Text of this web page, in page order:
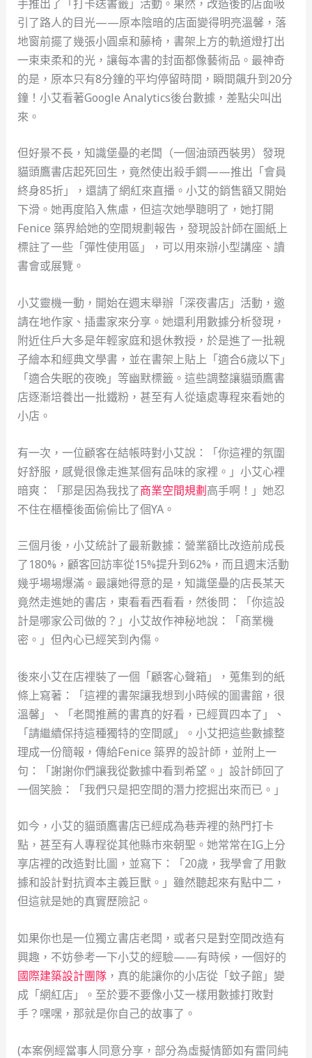
手推出了「打卡送書籤」活動。果然，改造後的店面吸
引了路人的目光——原本陰暗的店面變得明亮溫馨，落
地窗前擺了幾張小圓桌和藤椅，書架上方的軌道燈打出
一束束柔和的光，讓每本書的封面都像藝術品。最神奇
的是，原本只有8分鐘的平均停留時間，瞬間飆升到20分
鐘！小艾看著Google Analytics後台數據，差點尖叫出
來。
但好景不長，知識堡壘的老闆（一個油頭西裝男）發現
貓頭鷹書店起死回生，竟然使出殺手鐧——推出「會員
終身85折」，還請了網紅來直播。小艾的銷售額又開始
下滑。她再度陷入焦慮，但這次她學聰明了，她打開
Fenice 築界給她的空間規劃報告，發現設計師在圖紙上
標註了一些「彈性使用區」，可以用來辦小型講座、讀
書會或展覽。
小艾靈機一動，開始在週末舉辦「深夜書店」活動，邀
請在地作家、插畫家來分享。她還利用數據分析發現，
附近住戶大多是年輕家庭和退休教授，於是進了一批親
子繪本和經典文學書，並在書架上貼上「適合6歲以下」
「適合失眠的夜晚」等幽默標籤。這些調整讓貓頭鷹書
店逐漸培養出一批鐵粉，甚至有人從遠處專程來看她的
小店。
有一次，一位顧客在結帳時對小艾說：「你這裡的氛圍
好舒服，感覺很像走進某個有品味的家裡。」小艾心裡
暗爽：「那是因為我找了商業空間規劃高手啊！」她忍
不住在櫃檯後面偷偷比了個YA。
三個月後，小艾統計了最新數據：營業額比改造前成長
了180%，顧客回訪率從15%提升到62%，而且週末活動
幾乎場場爆滿。最讓她得意的是，知識堡壘的店長某天
竟然走進她的書店，東看看西看看，然後問：「你這設
計是哪家公司做的？」小艾故作神秘地說：「商業機
密。」但內心已經笑到內傷。
後來小艾在店裡裝了一個「顧客心聲箱」，蒐集到的紙
條上寫著：「這裡的書架讓我想到小時候的圖書館，很
溫馨」、「老闆推薦的書真的好看，已經買四本了」、
「請繼續保持這種獨特的空間感」。小艾把這些數據整
理成一份簡報，傳給Fenice 築界的設計師，並附上一
句：「謝謝你們讓我從數據中看到希望。」設計師回了
一個笑臉：「我們只是把空間的潛力挖掘出來而已。」
如今，小艾的貓頭鷹書店已經成為巷弄裡的熱門打卡
點，甚至有人專程從其他縣市來朝聖。她常常在IG上分
享店裡的改造對比圖，並寫下：「20歲，我學會了用數
據和設計對抗資本主義巨獸。」雖然聽起來有點中二，
但這就是她的真實歷險記。
如果你也是一位獨立書店老闆，或者只是對空間改造有
興趣，不妨參考一下小艾的經驗——有時候，一個好的
國際建築設計團隊，真的能讓你的小店從「蚊子館」變
成「網紅店」。至於要不要像小艾一樣用數據打敗對
手？嘿嘿，那就是你自己的故事了。
(本案例經當事人同意分享，部分為虛擬情節如有雷同純